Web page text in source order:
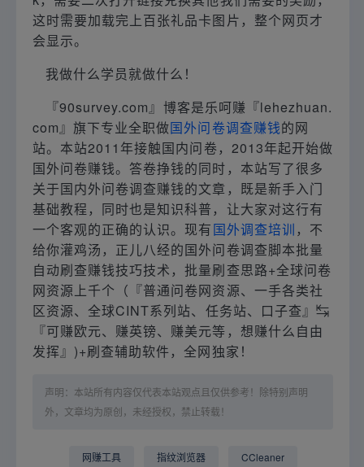
这时需要加载完上百张礼品卡图片，整个网页才
会显示。
我做什么学员就做什么！
『90survey.com』博客是乐呵赚『lehezhuan.
com』旗下专业全职做国外问卷调查赚钱的网
站。本站2011年接触国内问卷，2013年起开始做
国外问卷赚钱。答卷挣钱的同时，本站写了很多
关于国内外问卷调查赚钱的文章，既是新手入门
基础教程，同时也是知识科普，让大家对这行有
一个客观的正确的认识。现有国外调查培训 ，不
给你灌鸡汤，正儿八经的国外问卷调查脚本批量
自动刷查赚钱技巧技术，批量刷查思路+全球问卷
网资源上千个（『普通问卷网资源、一手各类社
区资源、全球CINT系列站、任务站、口子查』↹
『可赚欧元、赚英镑、赚美元等，想赚什么自由
发挥』)+刷查辅助软件，全网独家！
声明：本站所有内容仅代表本站观点且仅供参考！除特别声明
外，文章均为原创，未经授权，禁止转载！
网赚工具 指纹浏览器 CCleaner